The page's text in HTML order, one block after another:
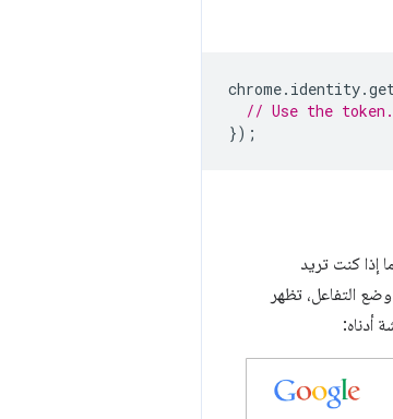
chrome. identity.
// Use the token.
});
إذا كنت تريد
التفاعل، تظهر
أدناه: